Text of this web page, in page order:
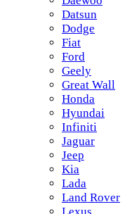
Datsun
Dodge
Fiat
Ford
Geely
Great Wall
Honda
Hyundai
Infiniti
Jaguar
Jeep
Kia
Lada
Land Rover
Lexus